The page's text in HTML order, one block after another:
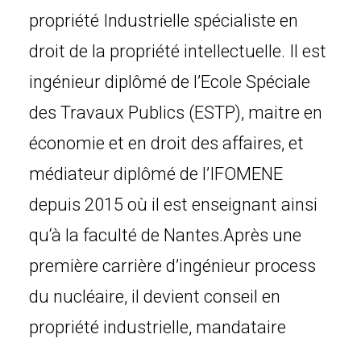
propriété Industrielle spécialiste en
droit de la propriété intellectuelle. Il est
ingénieur diplômé de l’Ecole Spéciale
des Travaux Publics (ESTP), maitre en
économie et en droit des affaires, et
médiateur diplômé de l’IFOMENE
depuis 2015 où il est enseignant ainsi
qu‘à la faculté de Nantes.Après une
première carrière d’ingénieur process
du nucléaire, il devient conseil en
propriété industrielle, mandataire